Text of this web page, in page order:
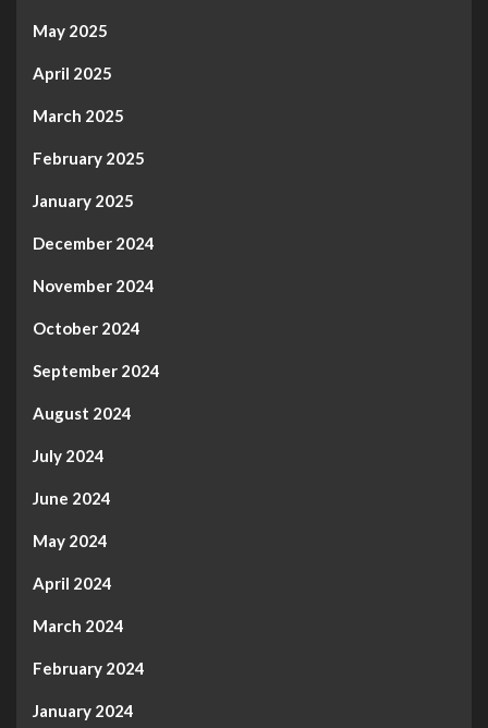
May 2025
April 2025
March 2025
February 2025
January 2025
December 2024
November 2024
October 2024
September 2024
August 2024
July 2024
June 2024
May 2024
April 2024
March 2024
February 2024
January 2024